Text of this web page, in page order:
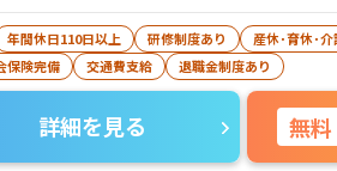
年間休日110日以上 研修制度あり
産休･育休･
保険完備 交通費支給 退職金制度あり
詳細を見る 無料